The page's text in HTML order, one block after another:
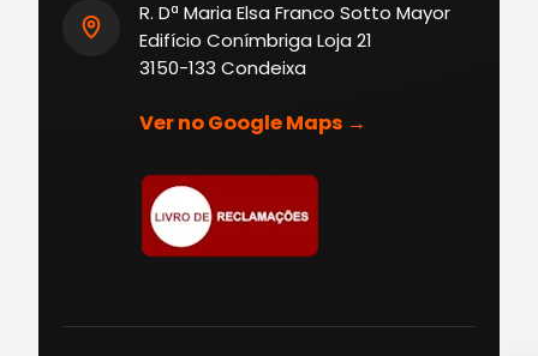
R. Dª Maria Elsa Franco Sotto Mayor
Edifício Conímbriga Loja 21
3150-133 Condeixa
Ver no Google Maps →